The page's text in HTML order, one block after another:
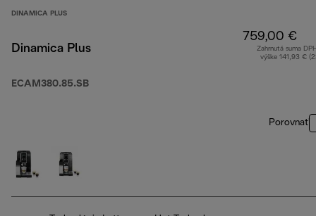
DINAMICA PLUS
Dinamica Plus
ECAM380.85.SB
759,00 €
Zahrnutá suma
výške 141,93 €
Porovnať